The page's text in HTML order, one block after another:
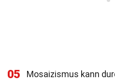
05 Mosaizismus kann